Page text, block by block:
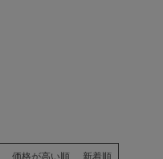
価格が高い順 新着順